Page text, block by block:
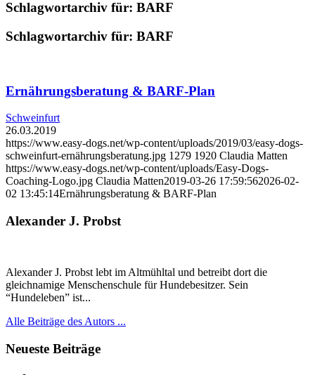
Schlagwortarchiv für: BARF
Schlagwortarchiv für: BARF
Ernährungsberatung & BARF-Plan
Schweinfurt
26.03.2019
https://www.easy-dogs.net/wp-content/uploads/2019/03/easy-dogs-
schweinfurt-ernährungsberatung.jpg 1279 1920 Claudia Matten
https://www.easy-dogs.net/wp-content/uploads/Easy-Dogs-
Coaching-Logo.jpg Claudia Matten2019-03-26 17:59:562026-02-
02 13:45:14Ernährungsberatung & BARF-Plan
Alexander J. Probst
Alexander J. Probst lebt im Altmühltal und betreibt dort die
gleichnamige Menschenschule für Hundebesitzer. Sein
“Hundeleben” ist...
Alle Beiträge des Autors ...
Neueste Beiträge